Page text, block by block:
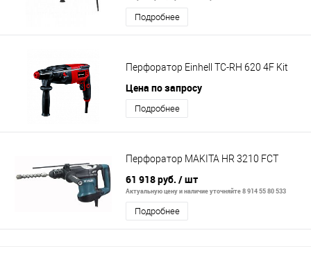
Подробнее
Перфоратор Einhell TC-RH 620 4F Kit
Цена по запросу
Подробнее
Перфоратор MAKITA HR 3210 FСT
61 918 руб. / шт
Актуальную цену и наличие уточняйте 8 914 55 80 533
Подробнее